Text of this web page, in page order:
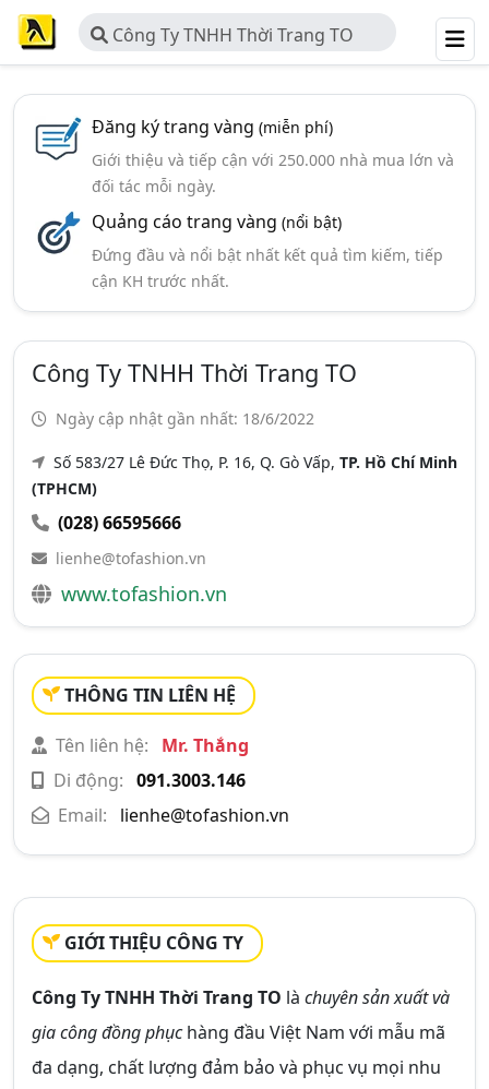
Công Ty TNHH Thời Trang TO
Đăng ký trang vàng (miễn phí)
Giới thiệu và tiếp cận với 250.000 nhà mua lớn và
đối tác mỗi ngày.
Quảng cáo trang vàng (nổi bật)
Đứng đầu và nổi bật nhất kết quả tìm kiếm, tiếp
cận KH trước nhất.
Công Ty TNHH Thời Trang TO
Ngày cập nhật gần nhất: 18/6/2022
Số 583/27 Lê Đức Thọ, P. 16, Q. Gò Vấp, TP. Hồ Chí Minh
(TPHCM)
(028) 66595666
lienhe@tofashion.vn
www.tofashion.vn
THÔNG TIN LIÊN HỆ
Tên liên hệ:
Mr. Thắng
Di động: 091.3003.146
Email:
lienhe@tofashion.vn
GIỚI THIỆU CÔNG TY
Công Ty TNHH Thời Trang TO là chuyên sản xuất và
gia công đồng phụchàng đầu Việt Nam với mẫu mã
đa dạng, chất lượng đảm bảo và phục vụ mọi nhu